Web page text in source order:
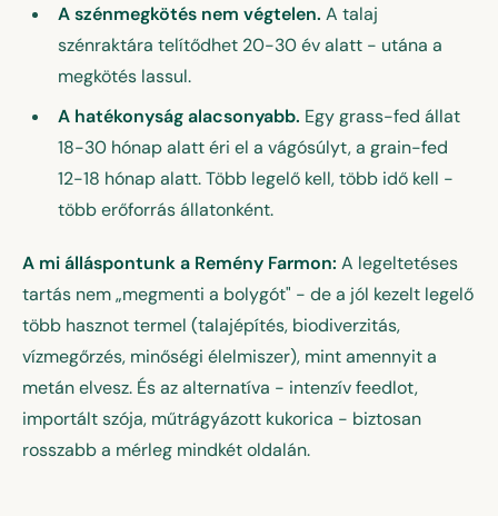
A szénmegkötés nem végtelen. A talaj
szénraktára telítődhet 20-30 év alatt - utána a
megkötés lassul.
A hatékonyság alacsonyabb. Egy grass-fed állat
18-30 hónap alatt éri el a vágósúlyt, a grain-fed
12-18 hónap alatt. Több legelő kell, több idő kell -
több erőforrás állatonként.
A mi álláspontunk a Remény Farmon: A legeltetéses
tartás nem „megmenti a bolygót" - de a jól kezelt legelő
több hasznot termel (talajépítés, biodiverzitás,
vízmegőrzés, minőségi élelmiszer), mint amennyit a
metán elvesz. És az alternatíva - intenzív feedlot,
importált szója, műtrágyázott kukorica - biztosan
rosszabb a mérleg mindkét oldalán.